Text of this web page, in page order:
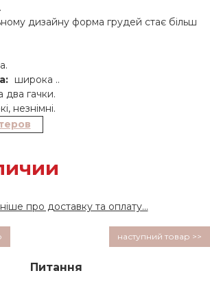
дизайну форма грудей стає більш
широка ..
два гачки.
незнімні.
про доставку та оплату...
наступний товар >>
Питання